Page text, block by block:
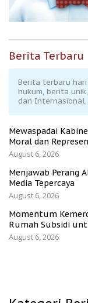
Berita Terbaru
Berita terbaru
hukum, berita
dan Internasional.
Mewaspadai
Moral dan
August 6, 2026
Menjawab Perang
Media Tepercaya
August 6, 2026
Momentum
Rumah Subsidi
August 6, 2026